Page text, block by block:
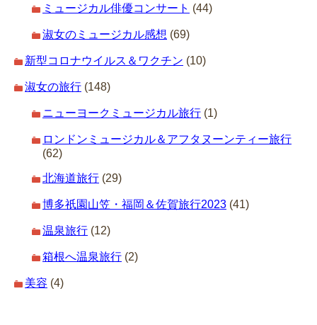
ミュージカル俳優コンサート (44)
淑女のミュージカル感想 (69)
新型コロナウイルス＆ワクチン (10)
淑女の旅行 (148)
ニューヨークミュージカル旅行 (1)
ロンドンミュージカル＆アフタヌーンティー旅行
(62)
北海道旅行 (29)
博多祇園山笠・福岡＆佐賀旅行2023 (41)
温泉旅行 (12)
箱根へ温泉旅行 (2)
美容 (4)